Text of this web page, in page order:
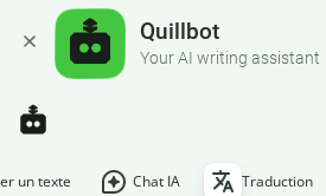
Quillbot
Your AI writing assistant
un texte Chat IA Traduction